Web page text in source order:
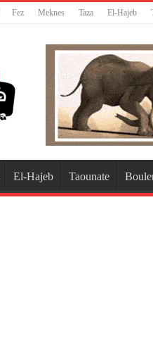
Fez Meknes Taza El-Hajeb
El-Hajeb Taounate